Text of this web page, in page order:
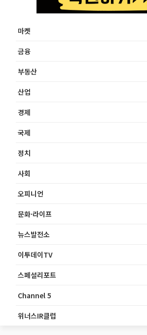
마켓
금융
부동산
산업
경제
국제
정치
사회
오피니언
문화·라이프
뉴스발전소
이투데이TV
스페셜리포트
Channel 5
위너스IR클럽